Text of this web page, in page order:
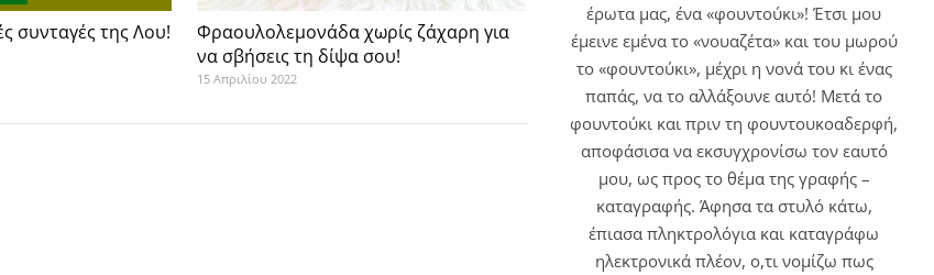
συνταγές της Λου!
Φραουλολεμονάδα χωρίς ζάχαρη για
να σβήσεις τη δίψα σου!
15 Απριλίου 2022
έρωτα μας, ένα «φουντούκι»! Έτσι μου
έμεινε εμένα το «νουαζέτα» και του μωρού
το «φουντούκι», μέχρι η νονά του κι ένας
παπάς, να το αλλάξουνε αυτό! Μετά το
φουντούκι και πριν τη φουντουκοαδερφή,
αποφάσισα να εκσυγχρονίσω τον εαυτό
μου, ως προς το θέμα της γραφής –
καταγραφής. Άφησα τα στυλό κάτω,
έπιασα πληκτρολόγια και καταγράφω
ηλεκτρονικά πλέον, ο,τι νομίζω πως